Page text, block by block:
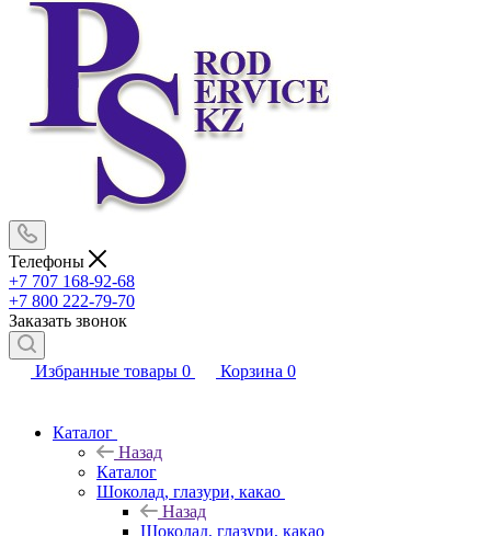
Телефоны
+7 707 168-92-68
+7 800 222-79-70
Заказать звонок
Избранные товары 0 Корзина 0
Каталог
Назад
Каталог
Шоколад, глазури, какао
Назад
Шоколад, глазури, какао